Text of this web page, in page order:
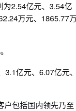
为2.54亿元、3.54亿
万元、1865.77
3.1亿元、6.07亿元
户包括国内领先乃至